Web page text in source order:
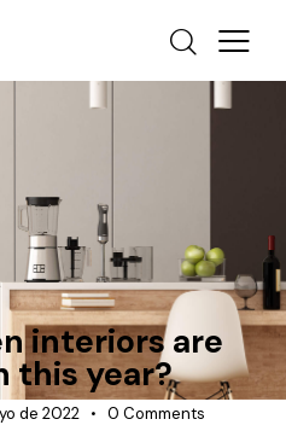
INTERIOR
interiors are
this year?
de 2022 0 Comments